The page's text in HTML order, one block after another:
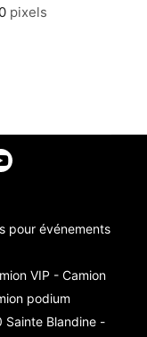
pixels
pour événements
VIP - Camion
podium
Sainte Blandine -